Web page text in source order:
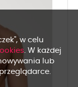
w celu
. W każdej
lub